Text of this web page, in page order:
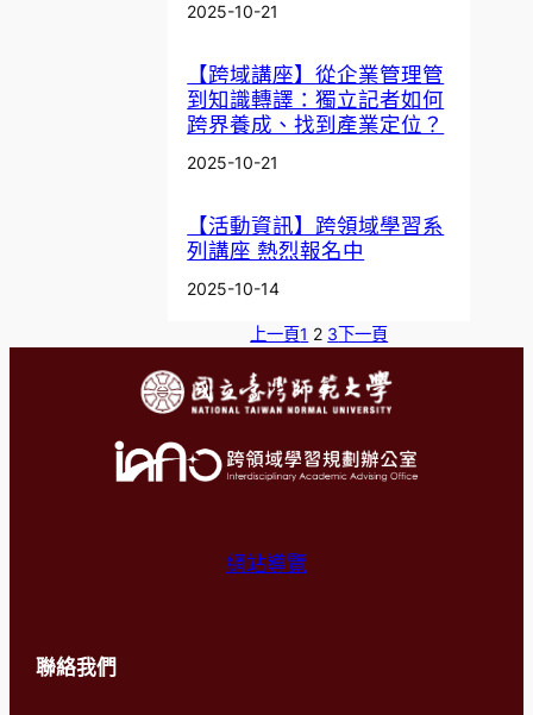
2025-10-21
【跨域講座】從企業管理管
到知識轉譯：獨立記者如何
跨界養成、找到產業定位？
2025-10-21
【活動資訊】跨領域學習系
列講座 熱烈報名中
2025-10-14
上一頁1 2 3下一頁
網站導覽
聯絡我們